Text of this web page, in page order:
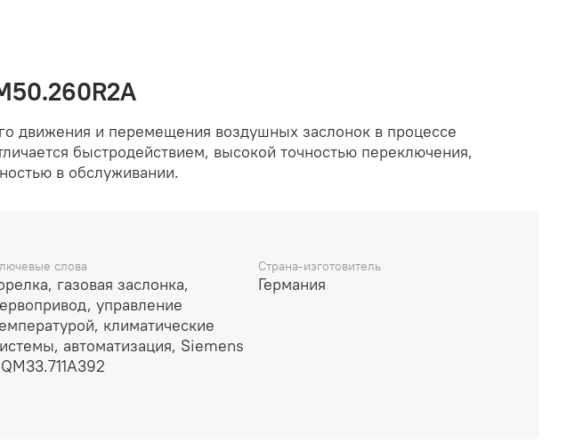
движения и перемещения воздушных заслонок в процессе
быстродействием, высокой точностью переключения,
в обслуживании.
слова
газовая заслонка,
управление
климатические
автоматизация, Siemens
Страна-изготовитель
Германия